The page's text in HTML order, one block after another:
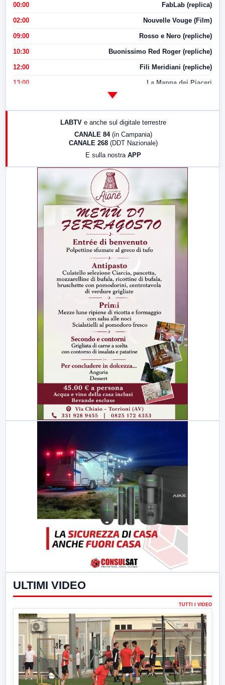
00:00 FabLab (replica)
02:00 Nouvelle Vouge (Film)
09:00 Rosso e Nero (repliche)
10:30 Buonissimo Red Roger (repliche)
12:00 Fili Meridiani (repliche)
13:00 La Mappa dei Piaceri
17:00 LabNews (replica)
LABTV e anche sul digitale terrestre
CANALE 84 (in Campania)
CANALE 268 (DDT Nazionale)
E sulla nostra APP
ULTIMI VIDEO
TUTTI I VIDEO